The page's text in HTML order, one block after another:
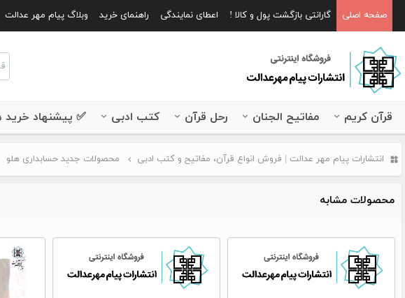
صفحه اصلی گارانتی بازگشت پول و کالا ! اعطای نمایندگی راهنمای خرید وبلاگ پیام مهر عدالت
قرآن کریم مفاتیح الجنان رحل قرآن کتب ادبی ✅ پیشنهاد خرید
انتشارات پیام مهر عدالت | فروش انواع قرآن، مفاتیح و کتب ادبی محصولات جدید حسابداری هلو
محصولات مشابه